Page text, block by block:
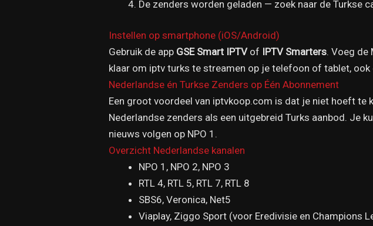
De zenders worden geladen — zoek naar de Turkse
Instellen op smartphone (iOS/Android)
Gebruik de app GSE Smart IPTVof IPTV Smarters. Voeg de
klaar om iptv turks te streamen op je telefoon of tablet, ook
Nederlandse én Turkse Zenders op Één Abonnement
Een groot voordeel van iptvkoop.com is dat je niet hoeft
Nederlandse zenders als een uitgebreid Turks aanbod. Je
nieuws volgen op NPO 1.
Overzicht Nederlandse kanalen
NPO 1, NPO 2, NPO 3
RTL 4, RTL 5, RTL 7, RTL 8
SBS6, Veronica, Net5
Viaplay, Ziggo Sport (voor Eredivisie en Champions